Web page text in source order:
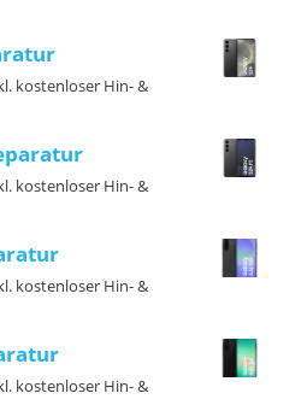
kostenloser Hin- &
kostenloser Hin- &
kostenloser Hin- &
kostenloser Hin- &